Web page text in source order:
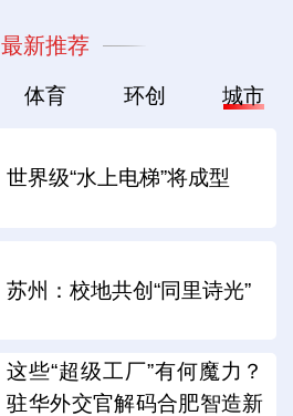
最新推荐
体育 环创 城市
世界级“水上电梯”将成型
苏州：校地共创“同里诗光”
这些“超级工厂”有何魔力？
驻华外交官解码合肥智造新